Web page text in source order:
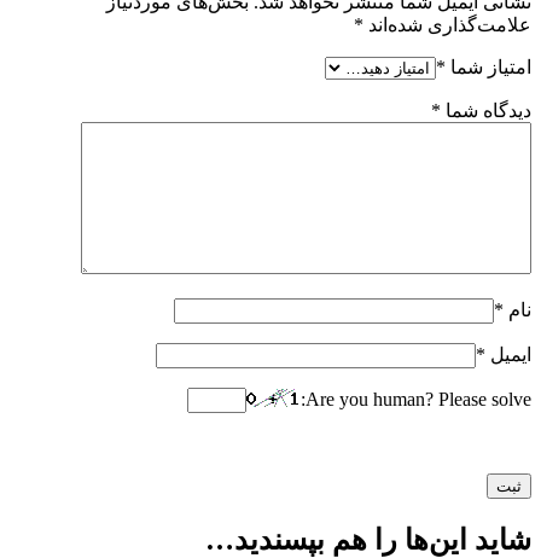
علامت‌گذاری شده‌اند *
امتیاز شما *
دیدگاه شما *
نام *
ایمیل *
Are you human? Please solve:
شاید این‌ها را هم بپسندید…